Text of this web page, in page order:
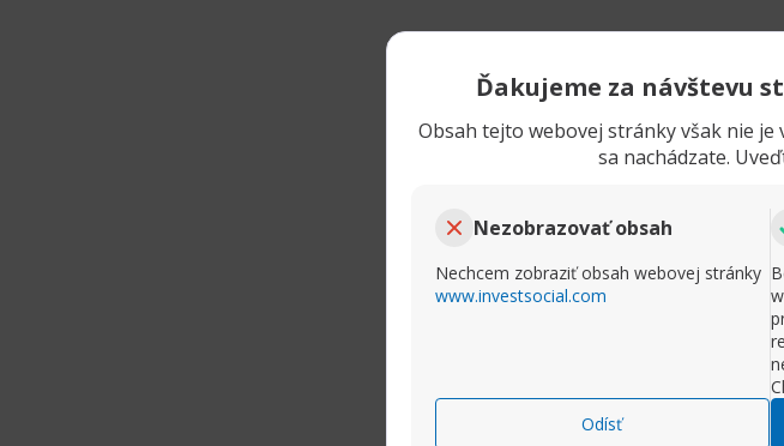
Ďakujeme za návštevu
Obsah tejto webovej stránky však nie
sa nachádzate.
Nezobrazovať obsah
Nechcem zobraziť obsah webovej stránky
www.investsocial.com
Odísť